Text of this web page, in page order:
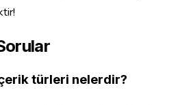
türleri nelerdir?